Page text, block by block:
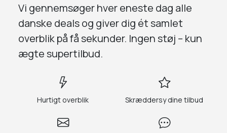
Vi gennemsøgerhver eneste dag alle
danske deals og giver dig ét samlet
overblik på få sekunder. Ingen støj – kun
ægte supertilbud.
Hurtigt overblik Skræddersy dine tilbud